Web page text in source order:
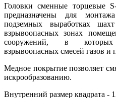
Головки сменные торцевые
предназначены для
подземных выработках
взрывоопасных зонах
сооружений, в которых
взрывоопасных смесей газов и
Медное покрытие позволяет
искрообразованию.
Внутренний размер квадрата -